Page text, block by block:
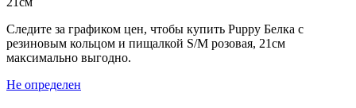
Следите за графиком цен, чтобы купить Puppy Белка с
резиновым кольцом и пищалкой S/M розовая, 21см
максимально выгодно.
Не определен